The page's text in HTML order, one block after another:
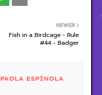
NEWER
Fish in a Birdcage - Rule
#44 - Badger
PAOLA ESPÍNOLA